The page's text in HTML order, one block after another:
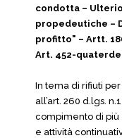
condotta –
propedeutiche –
profitto" – Artt.
Art. 452-
In tema di rifiuti
all’art. 260 d.lgs.
compimento di più
e attività